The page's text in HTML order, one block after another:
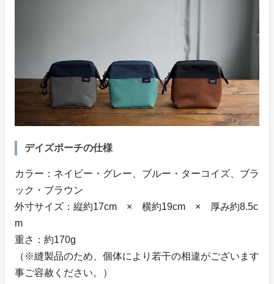
デイズポーチの仕様
カラー：ネイビー・グレー、ブルー・ターコイズ、ブラ
ック・ブラウン
外寸サイズ：縦約17cm × 横約19cm × 厚み約8.5c
m
重さ：約170g
（※縫製品のため、個体により若干の相違がございます
事ご容赦ください。）